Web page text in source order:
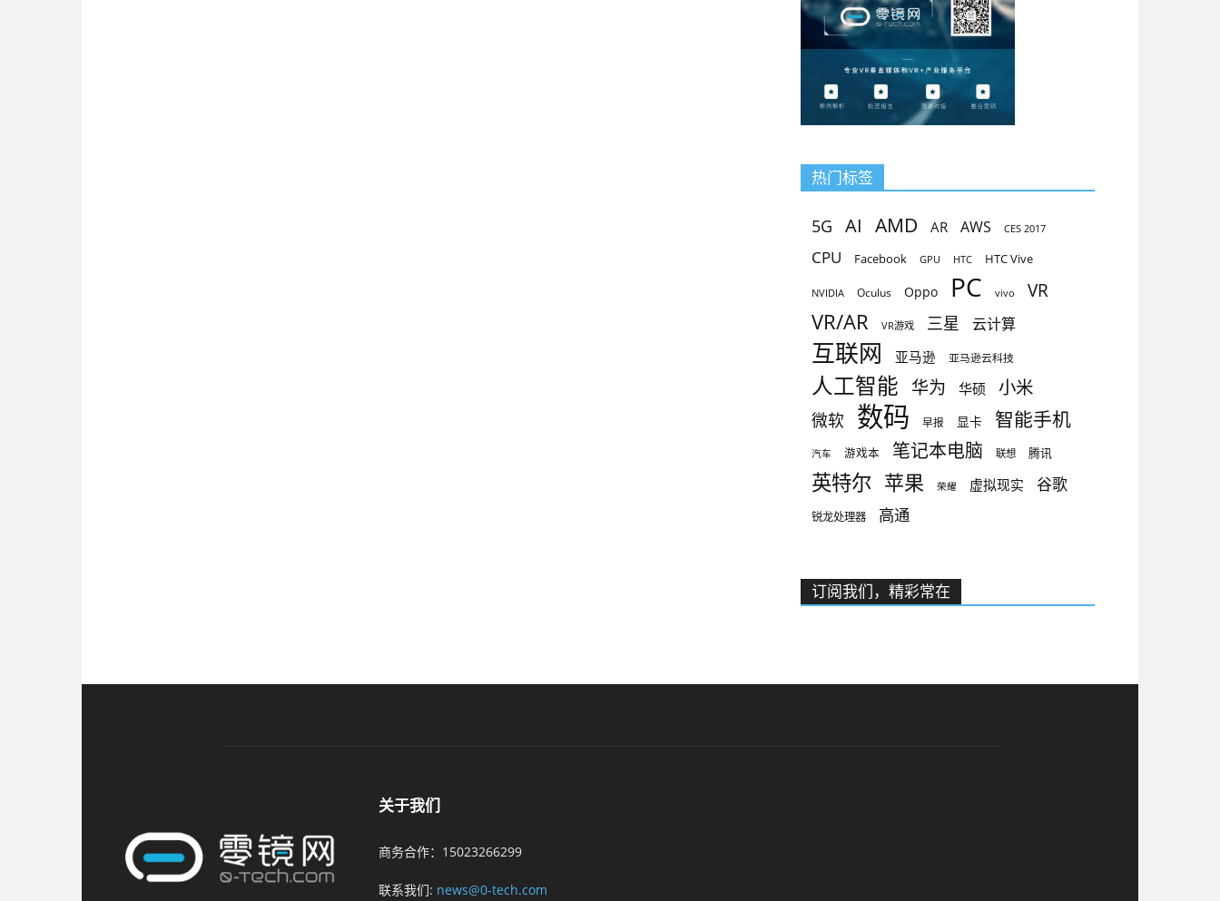
热门标签
5G AI AMD AR AWS CES 2017
CPU Facebook GPU HTC HTC Vive
NVIDIA Oculus Oppo PC vivo VR
VR/AR VR游戏 三星 云计算
互联网 亚马逊 亚马逊云科技
人工智能 华为 华硕 小米
微软 数码 早报 显卡 智能手机
汽车 游戏本 笔记本电脑 联想 腾讯
英特尔 苹果 荣耀 虚拟现实 谷歌
锐龙处理器 高通
订阅我们，精彩常在
关于我们
商务合作：15023266299
联系我们: news@0-tech.com